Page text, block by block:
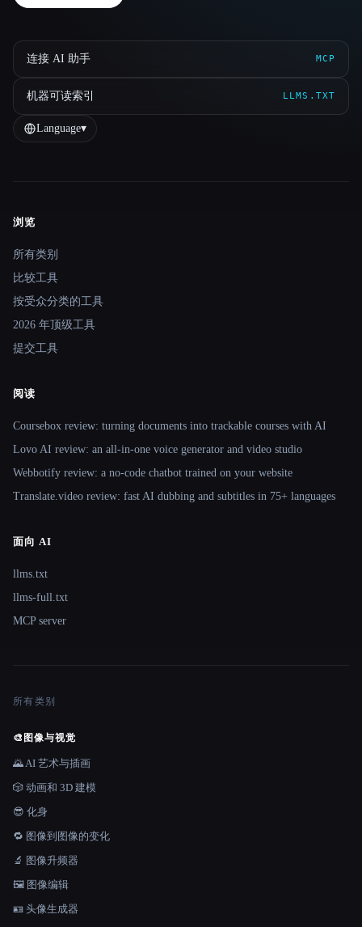
连接 AI 助手 MCP
机器可读索引 LLMS.TXT
Language▾
Site navigation
浏览
所有类别
比较工具
按受众分类的工具
2026 年顶级工具
提交工具
阅读
Coursebox review: turning documents into trackable courses with AI
Lovo AI review: an all-in-one voice generator and video studio
Webbotify review: a no-code chatbot trained on your website
Translate.video review: fast AI dubbing and subtitles in 75+ languages
面向 AI
llms.txt
llms-full.txt
MCP server
所有类别
🎨 图像与视觉
🌄 AI 艺术与插画
🎲 动画和 3D 建模
😎 化身
🔁 图像到图像的变化
🔬 图像升频器
🖼️ 图像编辑
🪪 头像生成器